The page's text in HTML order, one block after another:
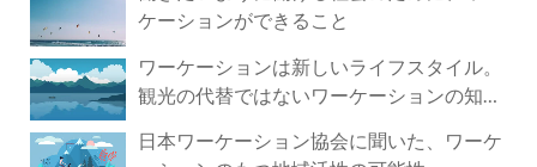
ケーションができること
ワーケーションは新しいライフスタイル。
観光の代替ではないワーケーションの知ら
日本ワーケーション協会に聞いた、ワーケ